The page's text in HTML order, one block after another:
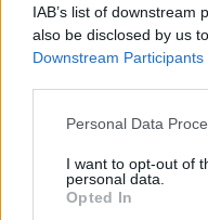
IAB’s list of downstream
also be disclosed by us
Downstream Participants
Please note that this
not limited to your visit
grant or deny consent to
use your data for below
Personal Data
I want to opt-out of
personal data.
Opted In